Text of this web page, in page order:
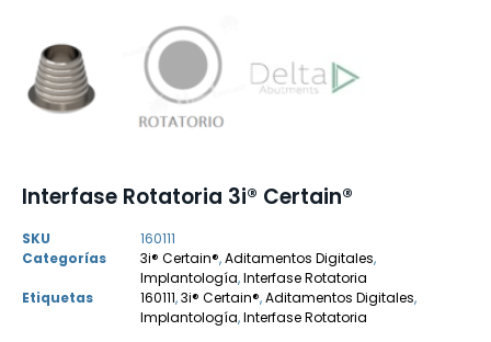
Interfase Rotatoria 3i® Certain®
SKU
160111
Categorías
3i® Certain®,Aditamentos Digitales,
Implantología,Interfase Rotatoria
Etiquetas
160111,3i® Certain®,Aditamentos Digitales,
Implantología,Interfase Rotatoria